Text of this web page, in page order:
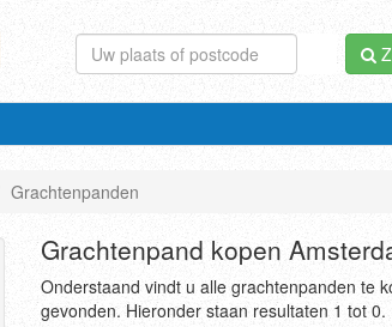
Grachtenpanden
Grachtenpand kopen
Onderstaand vindt u alle grachtenpanden te
gevonden. Hieronder staan resultaten 1 tot 0.